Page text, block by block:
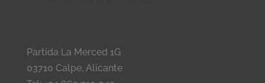
Partida La Merced 1G
03710 Calpe, Alicante